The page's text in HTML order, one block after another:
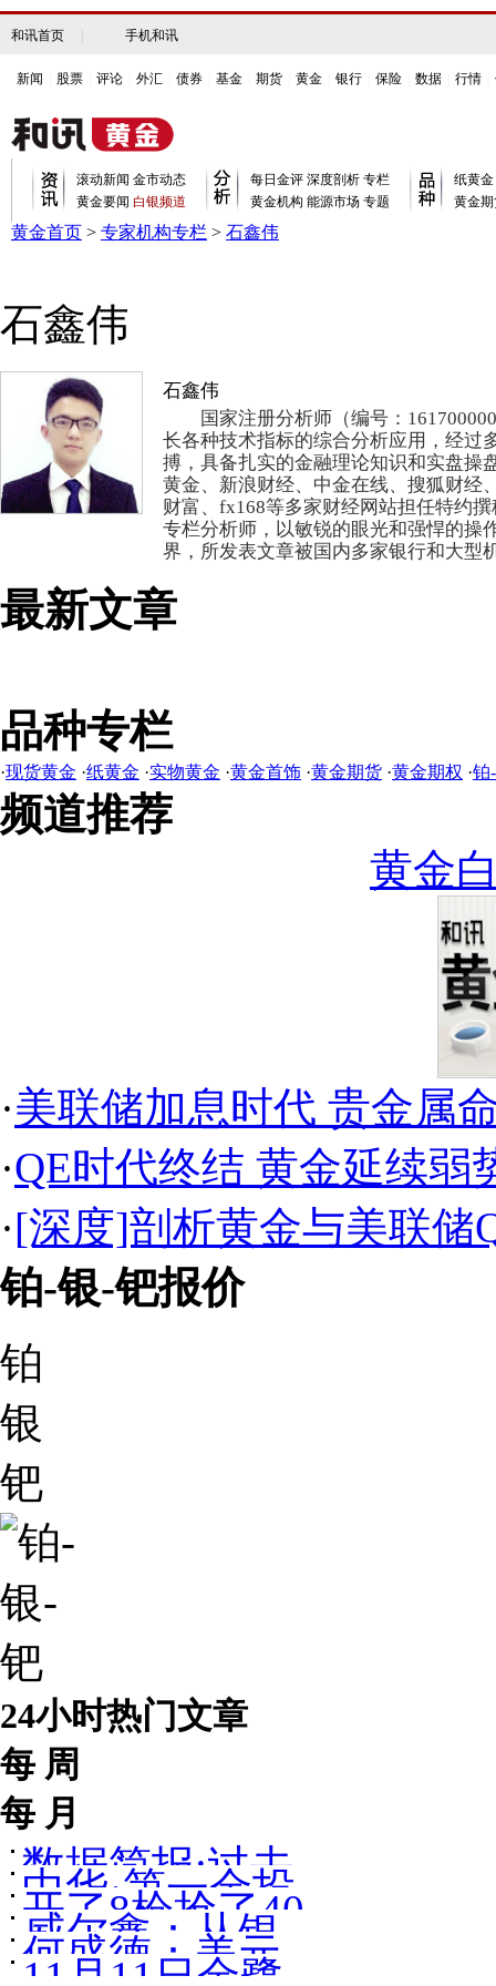
和讯首页 手机和讯
新闻 股票 评论 外汇 债券 基金 期货 黄金 银行 保险 数据 行情
滚动新闻 金市动态
黄金要闻 白银频道
每日金评 深度剖析 专栏
黄金机构 能源市场 专题
纸黄金
黄金
黄金首页 > 专家机构专栏 > 石鑫伟
石鑫伟
石鑫伟
国家注册分析师（编号：
长各种技术指标的综合分析应用，经过
搏，具备扎实的金融理论知识和实盘操
黄金、新浪财经、中金在线、搜狐财经
财富、fx168等多家财经网站担任特约
专栏分析师，以敏锐的眼光和强悍的操
界，所发表文章被国内多家银行和大型
最新文章
品种专栏
·现货黄金 ·纸黄金 ·实物黄金 ·黄金首饰 ·黄金期货 ·黄金期权 ·铂
频道推荐
黄金
·美联储加息时代 贵金属
·QE时代终结 黄金延续弱
·[深度]剖析黄金与美联储
铂-银-钯报价
铂
银
钯
24小时热门文章
每 周
每 月
数据简报:过去
50年黄金价格
走势图与大事
中华·第一金投
资与发展论坛
开了8枪抢了40
余万元金饰[图]
威尔鑫：从银
何盛德：美元